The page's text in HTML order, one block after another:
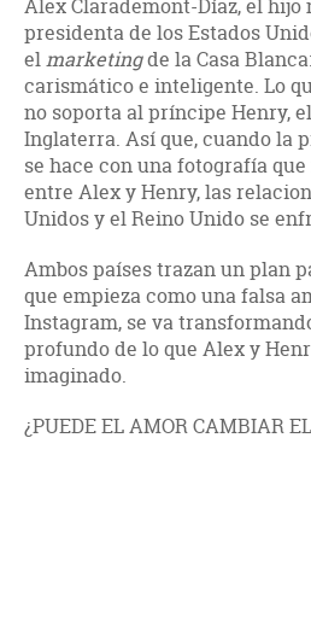
Alex Clarademont-Díaz, el
presidenta de los Estados
elmarketingde la Casa
carismático e inteligente. Lo
no soporta al príncipe Henry,
Inglaterra. Así que, cuando la
se hace con una fotografía
entre Alex y Henry, las
Unidos y el Reino Unido se
Ambos países trazan un plan
que empieza como una falsa
Instagram, se va
profundo de lo que Alex y
imaginado.
¿PUEDE EL AMOR CAMBIAR